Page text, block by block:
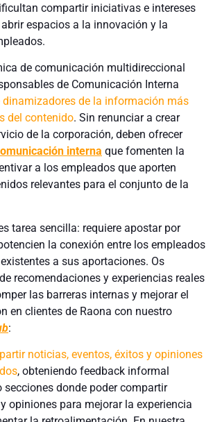
compartir iniciativas e intereses
espacios a la innovación y la
de comunicación multidireccional
de Comunicación Interna
dinamizadores de la información más
del contenido. Sin renunciar a crear
de la corporación, deben ofrecer
interna que fomenten la
a los empleados que aporten
relevantes para el conjunto de la
tarea sencilla: requiere apostar por
la conexión entre los empleados
a sus aportaciones. Os
recomendaciones y experiencias reales
las barreras internas y mejorar el
en clientes de Raona con nuestro
:
noticias, eventos, éxitos y opiniones
, obteniendo feedback informal
secciones donde poder compartir
opiniones para mejorar la experiencia